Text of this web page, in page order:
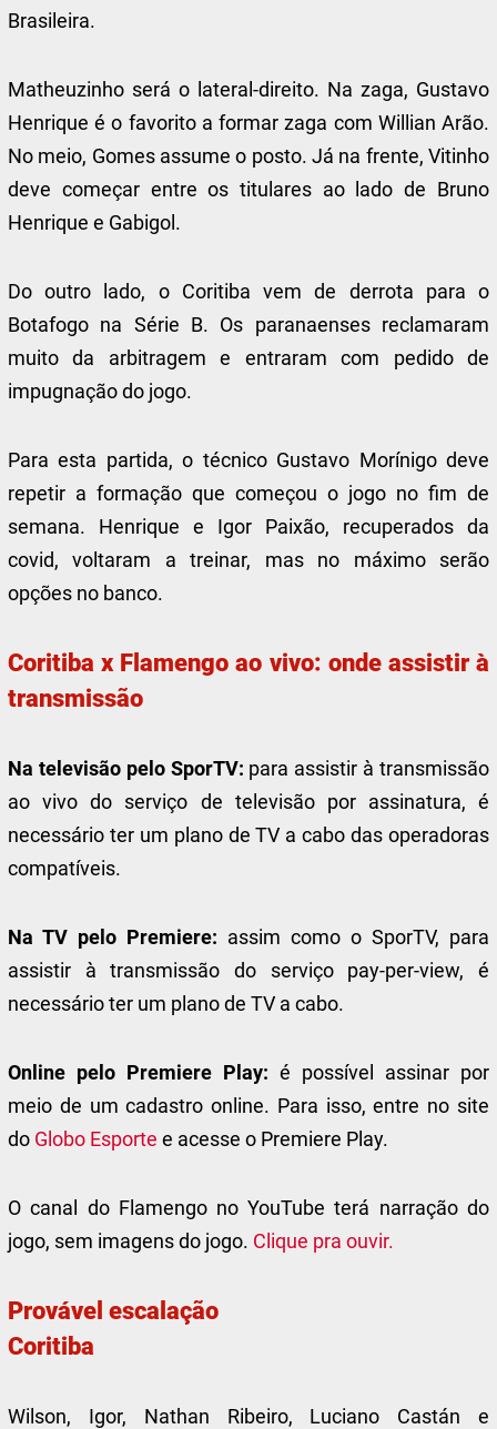
Brasileira.
Matheuzinho será o lateral-direito. Na zaga, Gustavo
Henrique é o favorito a formar zaga com Willian Arão.
No meio, Gomes assume o posto. Já na frente, Vitinho
deve começar entre os titulares ao lado de Bruno
Henrique e Gabigol.
Do outro lado, o Coritiba vem de derrota para o
Botafogo na Série B. Os paranaenses reclamaram
muito da arbitragem e entraram com pedido de
impugnação do jogo.
Para esta partida, o técnico Gustavo Morínigo deve
repetir a formação que começou o jogo no fim de
semana. Henrique e Igor Paixão, recuperados da
covid, voltaram a treinar, mas no máximo serão
opções no banco.
Coritiba x Flamengo ao vivo: onde assistir à
transmissão
Na televisão pelo SporTV: para assistir à transmissão
ao vivo do serviço de televisão por assinatura, é
necessário ter um plano de TV a cabo das operadoras
compatíveis.
Na TV pelo Premiere: assim como o SporTV, para
assistir à transmissão do serviço pay-per-view, é
necessário ter um plano de TV a cabo.
Online pelo Premiere Play: é possível assinar por
meio de um cadastro online. Para isso, entre no site
do Globo Esporte e acesse o Premiere Play.
O canal do Flamengo no YouTube terá narração do
jogo, sem imagens do jogo. Clique pra ouvir.
Provável escalação
Coritiba
Wilson, Igor, Nathan Ribeiro, Luciano Castán e